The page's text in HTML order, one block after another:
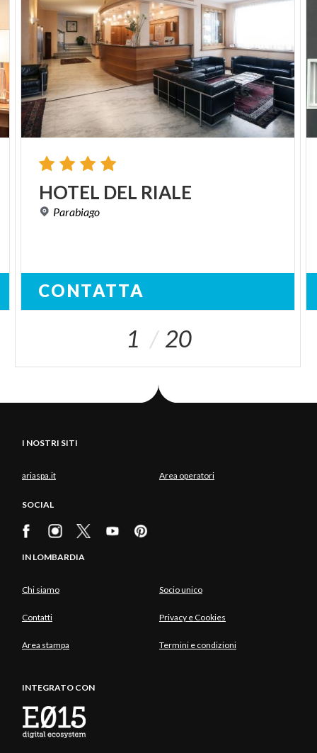
HOTEL DEL RIALE
Parabiago
CONTATTA
1 20
I NOSTRI SITI
ariaspa.it Area operatori
SOCIAL
IN LOMBARDIA
Chi siamo Socio unico
Contatti Privacy e Cookies
Area stampa Termini e condizioni
INTEGRATO CON